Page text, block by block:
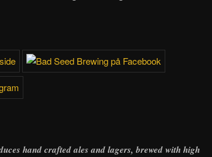
hand crafted ales and lagers, brewed with high